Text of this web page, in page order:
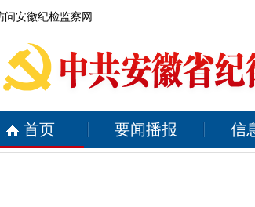
问安徽纪检监察网
首页 要闻播报 信